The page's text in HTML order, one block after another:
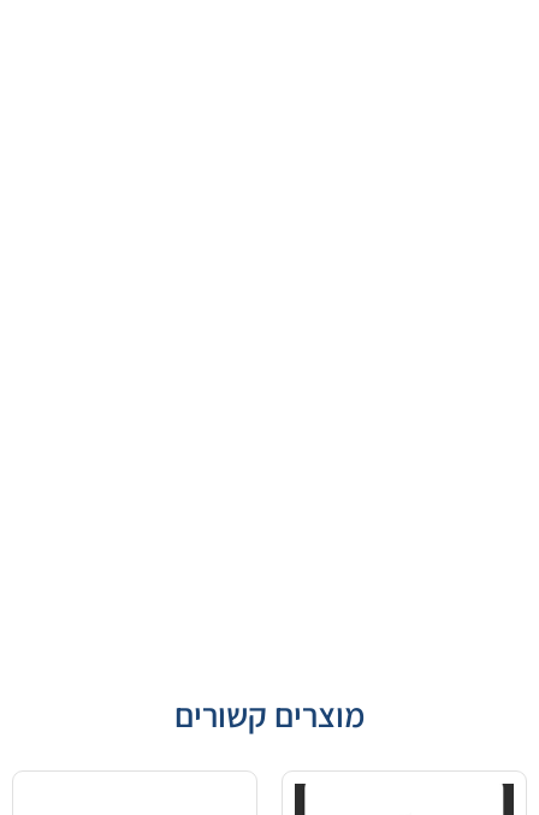
מוצרים קשורים